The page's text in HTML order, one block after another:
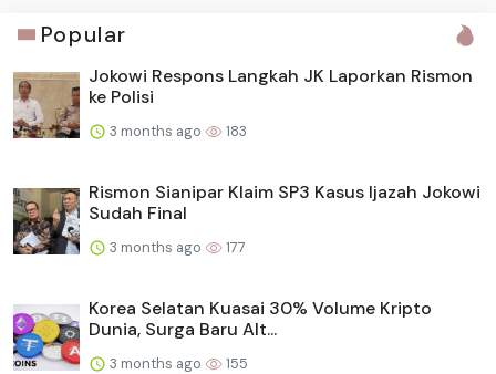
Popular
Jokowi Respons Langkah JK Laporkan Rismon
ke Polisi
3 months ago 183
Rismon Sianipar Klaim SP3 Kasus Ijazah Jokowi
Sudah Final
3 months ago 177
Korea Selatan Kuasai 30% Volume Kripto
Dunia, Surga Baru Alt...
3 months ago 155